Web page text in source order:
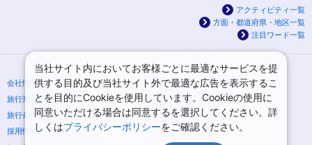
アクティビティ一覧
方面・都道府県・地区一覧
注目ワード一覧
会社情報
プライバシーポリシー
旅行業登録票・約款
規約集
旅行条件書
ニュースリリース
採用情報
サイトマップ
当社サイト内においてお客様ごとに最適なサービスを提
供する目的及び当社サイト外で最適な広告を表示するこ
とを目的にCookieを使用しています。Cookieの使用に
同意いただける場合は同意するを選択してください。詳
しくはプライバシーポリシーをご確認ください。